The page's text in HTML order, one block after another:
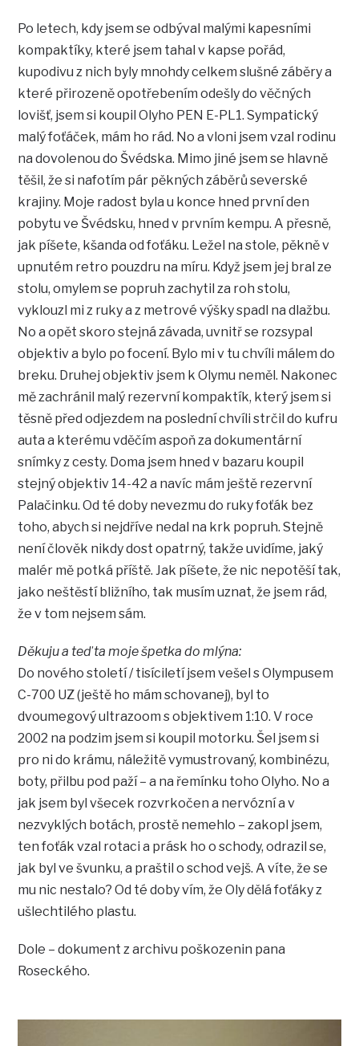
Po letech, kdy jsem se odbýval malými kapesními
kompaktíky, které jsem tahal v kapse pořád,
kupodivu z nich byly mnohdy celkem slušné záběry a
které přirozeně opotřebením odešly do věčných
lovišť, jsem si koupil Olyho PEN E-PL1. Sympatický
malý foťáček, mám ho rád. No a vloni jsem vzal rodinu
na dovolenou do Švédska. Mimo jiné jsem se hlavně
těšil, že si nafotím pár pěkných záběrů severské
krajiny. Moje radost byla u konce hned první den
pobytu ve Švédsku, hned v prvním kempu. A přesně,
jak píšete, kšanda od foťáku. Ležel na stole, pěkně v
upnutém retro pouzdru na míru. Když jsem jej bral ze
stolu, omylem se popruh zachytil za roh stolu,
vyklouzl mi z ruky a z metrové výšky spadl na dlažbu.
No a opět skoro stejná závada, uvnitř se rozsypal
objektiv a bylo po focení. Bylo mi v tu chvíli málem do
breku. Druhej objektiv jsem k Olymu neměl. Nakonec
mě zachránil malý rezervní kompaktík, který jsem si
těsně před odjezdem na poslední chvíli strčil do kufru
auta a kterému vděčím aspoň za dokumentární
snímky z cesty. Doma jsem hned v bazaru koupil
stejný objektiv 14-42 a navíc mám ještě rezervní
Palačinku. Od té doby nevezmu do ruky foťák bez
toho, abych si nejdříve nedal na krk popruh. Stejně
není člověk nikdy dost opatrný, takže uvidíme, jaký
malér mě potká příště. Jak píšete, že nic nepotěší tak,
jako neštěstí bližního, tak musím uznat, že jsem rád,
že v tom nejsem sám.
Děkuju a teď ta moje špetka do mlýna:
Do nového století / tisíciletí jsem vešel s Olympusem
C-700 UZ (ještě ho mám schovanej), byl to
dvoumegový ultrazoom s objektivem 1:10. V roce
2002 na podzim jsem si koupil motorku. Šel jsem si
pro ni do krámu, náležitě vymustrovaný, kombinézu,
boty, přilbu pod paží – a na řemínku toho Olyho. No a
jak jsem byl všecek rozvrkočen a nervózní a v
nezvyklých botách, prostě nemehlo – zakopl jsem,
ten foťák vzal rotaci a prásk ho o schody, odrazil se,
jak byl ve švunku, a praštil o schod vejš. A víte, že se
mu nic nestalo? Od té doby vím, že Oly dělá foťáky z
ušlechtilého plastu.
Dole – dokument z archivu poškozenin pana
Roseckého.